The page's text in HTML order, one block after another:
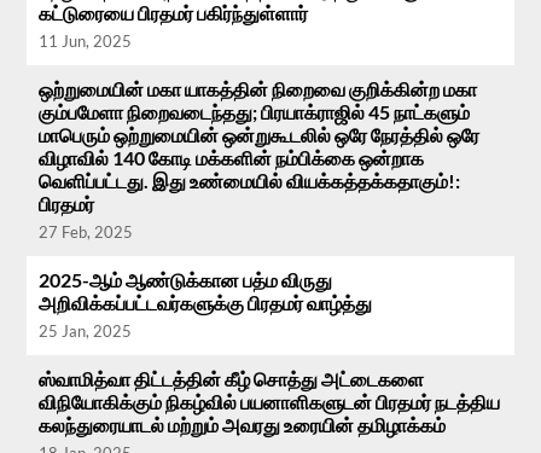
கட்டுரையை பிரதமர் பகிர்ந்துள்ளார்
11 Jun, 2025
ஒற்றுமையின் மகா யாகத்தின் நிறைவை குறிக்கின்ற மகா
கும்பமேளா நிறைவடைந்தது; பிரயாக்ராஜில் 45 நாட்களும்
மாபெரும் ஒற்றுமையின் ஒன்றுகூடலில் ஒரே நேரத்தில் ஒரே
விழாவில் 140 கோடி மக்களின் நம்பிக்கை ஒன்றாக
வெளிப்பட்டது. இது உண்மையில் வியக்கத்தக்கதாகும்!:
பிரதமர்
27 Feb, 2025
2025-ஆம் ஆண்டுக்கான பத்ம விருது
அறிவிக்கப்பட்டவர்களுக்கு பிரதமர் வாழ்த்து
25 Jan, 2025
ஸ்வாமித்வா திட்டத்தின் கீழ் சொத்து அட்டைகளை
விநியோகிக்கும் நிகழ்வில் பயனாளிகளுடன் பிரதமர் நடத்திய
கலந்துரையாடல் மற்றும் அவரது உரையின் தமிழாக்கம்